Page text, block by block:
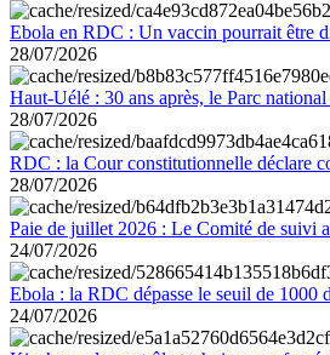
Ebola en RDC : Un vaccin pourrait être
28/07/2026
Haut-Uélé : 30 ans après, le Parc
28/07/2026
RDC : la Cour constitutionnelle déclare
28/07/2026
Paie de juillet 2026 : Le Comité de suivi
24/07/2026
Ebola : la RDC dépasse le seuil de 1000
24/07/2026